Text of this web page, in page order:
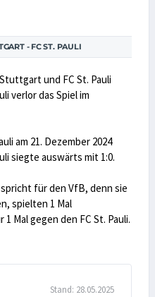
- FC ST. PAULI
und FC St. Pauli
verlor das Spiel im
am 21. Dezember 2024
siegte auswärts mit 1:0.
für den VfB, denn sie
spielten 1 Mal
Mal gegen den FC St. Pauli.
Stand: 28.05.2025